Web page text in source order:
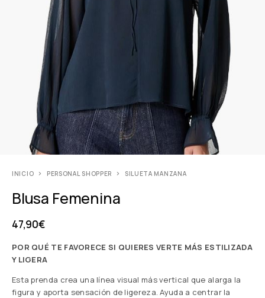
INICIO PERSONAL SHOPPER SILUETA MANZANA
Blusa Femenina
47,90€
POR QUÉ TE FAVORECE SI QUIERES VERTE MÁS ESTILIZADA
Y LIGERA
Esta prenda crea una línea visual más vertical que alarga la
figura y aporta sensación de ligereza. Ayuda a centrar la